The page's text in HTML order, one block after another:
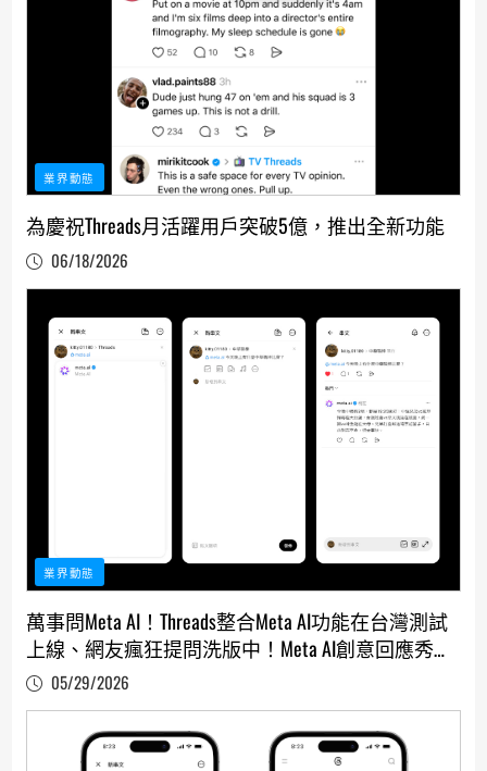
業界動態
為慶祝Threads月活躍用戶突破5億，推出全新功能
06/18/2026
業界動態
萬事問Meta AI！Threads整合Meta AI功能在台灣測試
上線、網友瘋狂提問洗版中！Meta AI創意回應秀
「台」味
05/29/2026